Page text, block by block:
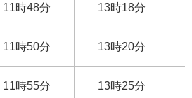
11時48分 13時18分
11時50分 13時20分
11時55分 13時25分